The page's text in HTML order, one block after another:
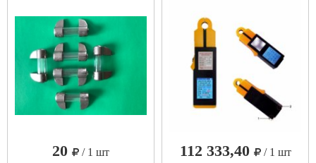
20
/ 1 шт
112 333,40
/ 1 шт